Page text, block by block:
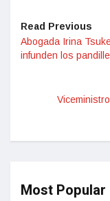
Read Previous
Abogada Irina
infunden los
Most Popular